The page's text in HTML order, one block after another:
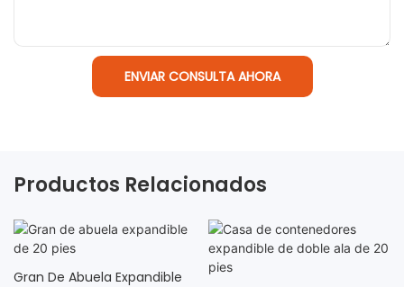
ENVIAR CONSULTA AHORA
Productos Relacionados
Gran De Abuela Expandible